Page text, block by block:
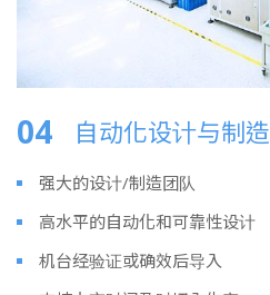
04 自动化设计与制造
强大的设计/制造团队
高水平的自动化和可靠性设计
机台经验证或确效后导入